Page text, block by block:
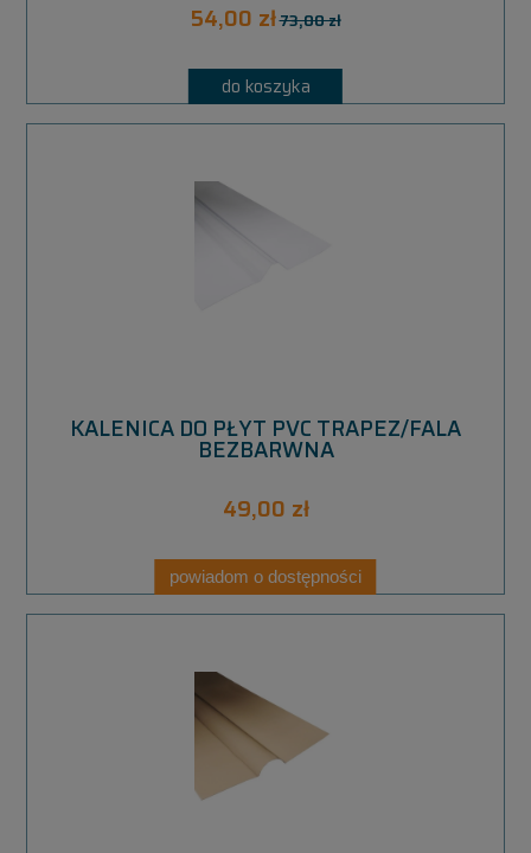
54,00 zł73,00 zł
do koszyka
KALENICA DO PŁYT PVC TRAPEZ/FALA
BEZBARWNA
49,00 zł
powiadom o dostępności